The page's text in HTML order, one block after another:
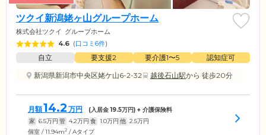
ツクイ新潟姥ヶ山グループホーム
株式会社ツクイ グループホーム
4.6 (口コミ6件)
自立 要支援2 要介護1〜5
認知症可
新潟県新潟市中央区姥ケ山6-2-32
越後石山駅から 徒歩20分
月額14.2 万円 (入居金19.5万円) + 介護保険料
家 6.5万円 管 4.2万円 食 1.0万円 他 2.5万円
個室 / 11.94m2 / Aタイプ